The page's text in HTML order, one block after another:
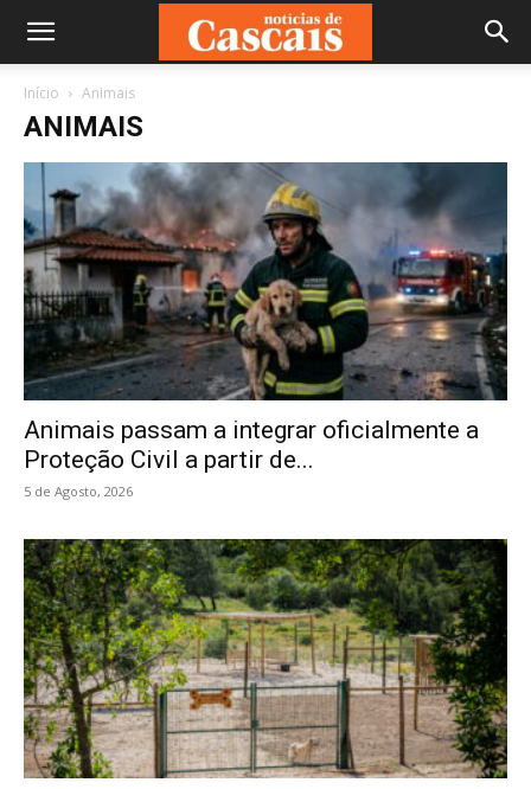
Início Animais
ANIMAIS
Animais passam a integrar oficialmente a
Proteção Civil a partir de...
5 de Agosto, 2026